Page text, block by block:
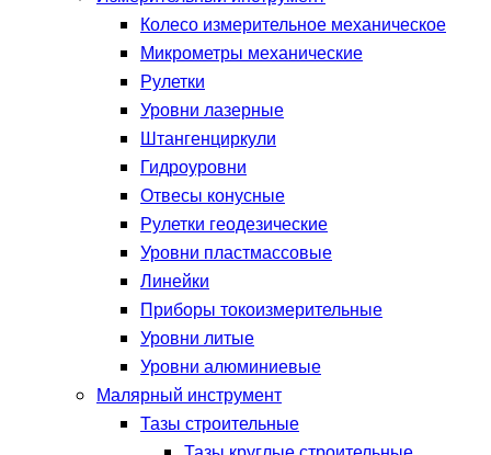
Колесо измерительное механическое
Микрометры механические
Рулетки
Уровни лазерные
Штангенциркули
Гидроуровни
Отвесы конусные
Рулетки геодезические
Уровни пластмассовые
Линейки
Приборы токоизмерительные
Уровни литые
Уровни алюминиевые
Малярный инструмент
Тазы строительные